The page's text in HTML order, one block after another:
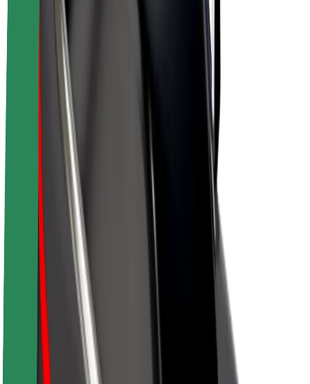
Franquicias
Empresa
Trabajá con nosotros
Acerca de Bolt
Sostenibilidad en Bolt
Project Zero
Blog
Sala de prensa
Directrices de la marca
Misión
Relación con inversores
Liderazgo
Marca
Medios
Fondo Urbano
Seguridad